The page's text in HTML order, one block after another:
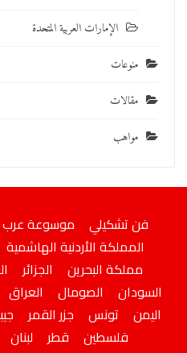
الإمارات العربية المتحدة
منوعات
مقالات
مواهب
فن تشكيلي موسوعة عرب 22
المملكة الأردنية الهاشمية
مملكة البحرين
الجزائر
السودان
الصومال العراق
اليمن
تونس جزر القمر
فلسطين
قطر لبنان